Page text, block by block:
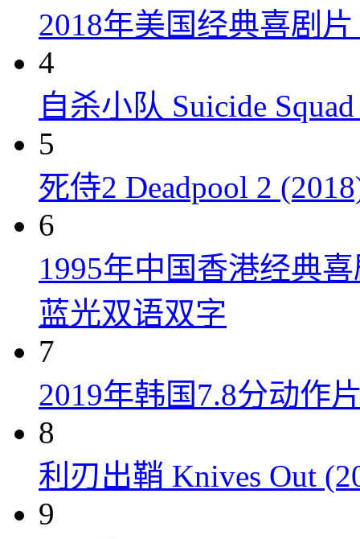
2018年美国经典喜剧
4
自杀小队 Suicide
5
死侍2 Deadpool 2
6
1995年中国香港经典
蓝光双语双字
7
2019年韩国7.8分动作
8
利刃出鞘 Knives Out
9